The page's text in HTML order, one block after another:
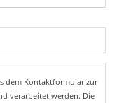
dem Kontaktformular zur
verarbeitet werden. Die